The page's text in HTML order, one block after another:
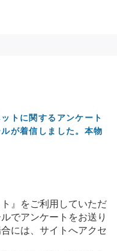
トに関するアンケート
が着信しました。本物
』をご利用していただ
でアンケートをお送り
には、サイトへアクセ